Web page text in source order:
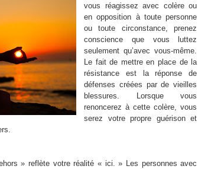
vous réagissez avec colère ou
en opposition à toute personne
ou toute circonstance, prenez
conscience que vous luttez
seulement qu’avec vous-même.
Le fait de mettre en place de la
résistance est la réponse de
défenses créées par de vieilles
blessures. Lorsque vous
renoncerez à cette colère, vous
serez votre propre guérison et
» reflète votre réalité « ici. » Les personnes avec